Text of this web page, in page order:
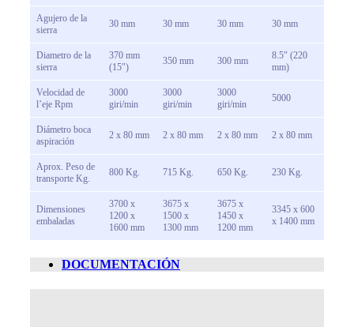
Agujero de la
sierra
30 mm 30 mm 30 mm 30 mm
Diametro de la
sierra
370 mm
(15″)
350 mm 300 mm
8.5″ (220
mm)
Velocidad de
l’eje Rpm
3000
giri/min
3000
giri/min
3000
giri/min
5000
Diámetro boca
aspiración
2 x 80 mm 2 x 80 mm 2 x 80 mm 2 x 80 mm
Aprox. Peso de
transporte Kg.
800 Kg. 715 Kg. 650 Kg. 230 Kg.
Dimensiones
embaladas
3700 x
1200 x
1600 mm
3675 x
1500 x
1300 mm
3675 x
1450 x
1200 mm
3345 x 600
x 1400 mm
DOCUMENTACIÓN